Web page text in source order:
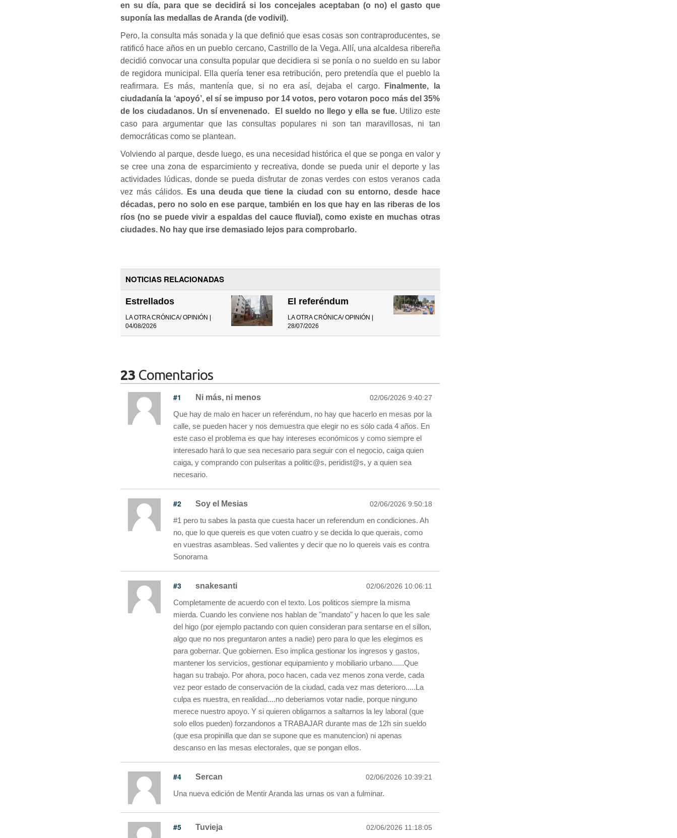
en su día, para que se decidirá si los concejales aceptaban (o no) el gasto que
suponía las medallas de Aranda (de vodivil).
Pero, la consulta más sonada y la que definió que esas cosas son contraproducentes, se
ratificó hace años en un pueblo cercano, Castrillo de la Vega. Allí, una alcaldesa ribereña
decidió convocar una consulta popular que decidiera si se ponía o no sueldo en su labor
de regidora municipal. Ella quería tener esa retribución, pero pretendía que el pueblo la
reafirmara. Es más, mantenía que, si no era así, dejaba el cargo. Finalmente, la
ciudadanía la ‘apoyó’, el sí se impuso por 14 votos, pero votaron poco más del 35%
de los ciudadanos. Un sí envenenado. El sueldo no llego y ella se fue. Utilizo este
caso para argumentar que las consultas populares ni son tan maravillosas, ni tan
democráticas como se plantean.
Volviendo al parque, desde luego, es una necesidad histórica el que se ponga en valor y
se cree una zona de esparcimiento y recreativa, donde se pueda unir el deporte y las
actividades lúdicas, donde se pueda disfrutar de zonas verdes con estos veranos cada
vez más cálidos. Es una deuda que tiene la ciudad con su entorno, desde hace
décadas, pero no solo en ese parque, también en los que hay en las riberas de los
ríos (no se puede vivir a espaldas del cauce fluvial), como existe en muchas otras
ciudades. No hay que irse demasiado lejos para comprobarlo.
NOTICIAS RELACIONADAS
Estrellados
LA OTRA CRÓNICA/ OPINIÓN |
04/08/2026
El referéndum
LA OTRA CRÓNICA/ OPINIÓN |
28/07/2026
23 Comentarios
#1 Ni más, ni menos 02/06/2026 9:40:27
Que hay de malo en hacer un referéndum, no hay que hacerlo en mesas por la
calle, se pueden hacer y nos demuestra que elegir no es sólo cada 4 años. En
este caso el problema es que hay intereses económicos y como siempre el
interesado hará lo que sea necesario para seguir con el negocio, caiga quien
caiga, y comprando con pulseritas a politic@s, peridist@s, y a quien sea
necesario.
#2 Soy el Mesias 02/06/2026 9:50:18
#1 pero tu sabes la pasta que cuesta hacer un referendum en condiciones. Ah
no, que lo que quereis es que voten cuatro y se decida lo que querais, como
en vuestras asambleas. Sed valientes y decir que no lo quereis vais es contra
Sonorama
#3 snakesanti 02/06/2026 10:06:11
Completamente de acuerdo con el texto. Los politicos siempre la misma
mierda. Cuando les conviene nos hablan de "mandato" y hacen lo que les sale
del higo (por ejemplo pactando con quien consideran para sentarse en el sillon,
algo que no nos preguntaron antes a nadie) pero para lo que les elegimos es
para gobernar. Que gobiernen. Eso implica gestionar los ingresos y gastos,
mantener los servicios, gestionar equipamiento y mobiliario urbano......Que
hagan su trabajo. Por ahora, poco hacen, cada vez menos zona verde, cada
vez peor estado de conservación de la ciudad, cada vez mas deterioro.....La
culpa es nuestra, en realidad....no deberiamos votar nadie, porque ninguno
merece nuestro apoyo. Y si quieren obligarnos a saltarnos la ley laboral (que
solo ellos pueden) forzandonos a TRABAJAR durante mas de 12h sin sueldo
(que esa propinilla que dan se supone que es manutencion) ni apenas
descanso en las mesas electorales, que se pongan ellos.
#4 Sercan 02/06/2026 10:39:21
Una nueva edición de Mentir Aranda las urnas os van a fulminar.
#5 Tuvieja 02/06/2026 11:18:05